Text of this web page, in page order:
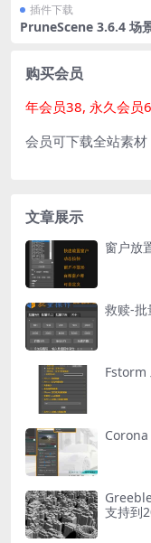
插件下载
PruneScene 3.6.4 场
购买会员
年会员38, 永久会员
会员可下载全站素
文章展示
窗户放
救赎-批
Fstorm
Corona
支持到